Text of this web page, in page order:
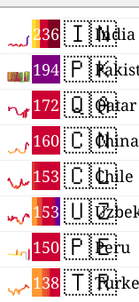
236
194
172
160
153
153
150
138
🇮🇳
India
🇵🇰
🇶🇦Qatar
🇨🇳China
🇨🇱
Chile
🇺🇿
🇵🇪
Peru
🇹🇷